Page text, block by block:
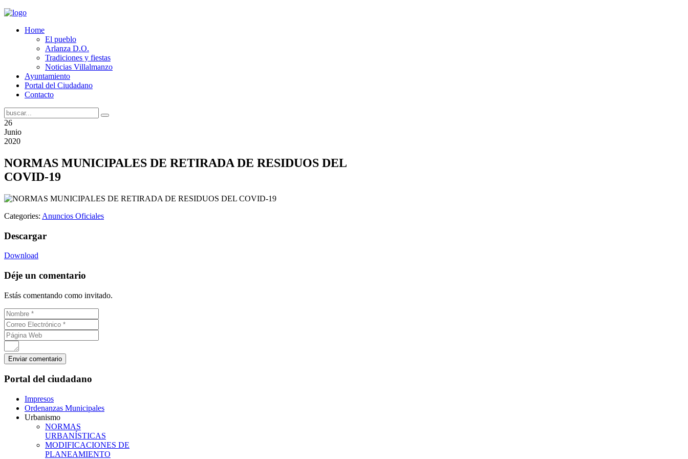
Home
El pueblo
Arlanza D.O.
Tradiciones y fiestas
Noticias Villalmanzo
Ayuntamiento
Portal del Ciudadano
Contacto
26
Junio
2020
NORMAS MUNICIPALES DE RETIRADA DE RESIDUOS DEL
COVID-19
Categories: Anuncios Oficiales
Descargar
Download
Déje un comentario
Estás comentando como invitado.
Portal del ciudadano
Impresos
Ordenanzas Municipales
Urbanismo
NORMAS
URBANÍSTICAS
MODIFICACIONES DE
PLANEAMIENTO